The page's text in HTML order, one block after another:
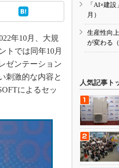
年10月、大規
トでは同年10月
ゼンテーション
刺激的な内容と
によるセッ
「AI×建
月）
生産性向
が変わる
人気記事ト